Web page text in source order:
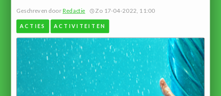
Geschreven doorRedactie Zo 17-04-2022, 11:00
ACTIES ACTIVITEITEN